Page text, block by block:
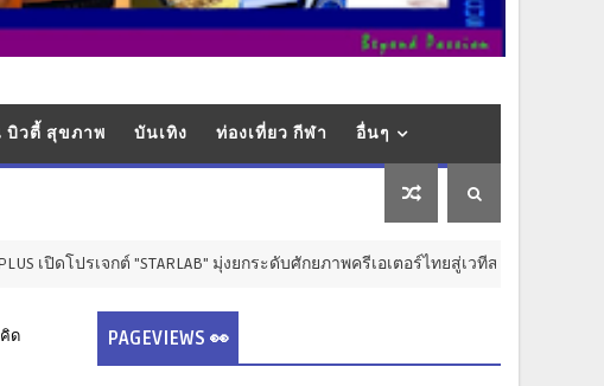
บิวตี้ สุขภาพ บันเทิง ท่องเที่ยว กีฬา อื่นๆ
โปรเจกต์ "STARLAB" มุ่งยกระดับศักยภาพครีเอเตอร์ไทยสู่เวทีสากล
ด
PAGEVIEWS 👀